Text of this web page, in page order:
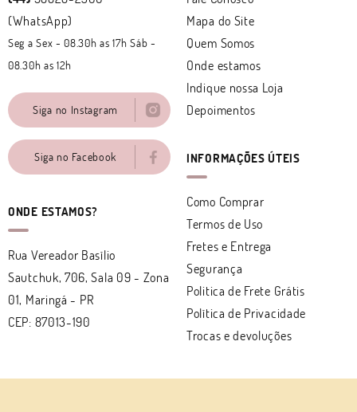
(WhatsApp)
Seg a Sex - 08.30h as 17h Sáb -
08.30h as 12h
Siga no Instagram
Siga no Facebook
ONDE ESTAMOS?
Rua Vereador Basílio
Sautchuk, 706, Sala 09 - Zona
01, Maringá - PR
CEP: 87013-190
Mapa do Site
Quem Somos
Onde estamos
Indique nossa Loja
Depoimentos
INFORMAÇÕES ÚTEIS
Como Comprar
Termos de Uso
Fretes e Entrega
Segurança
Politica de Frete Grátis
Política de Privacidade
Trocas e devoluções